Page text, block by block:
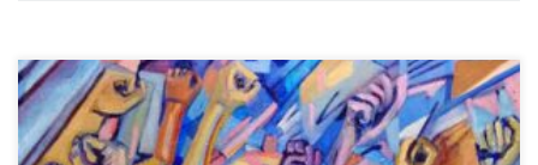
El panorama musical de Granada despunta desde hace décadas